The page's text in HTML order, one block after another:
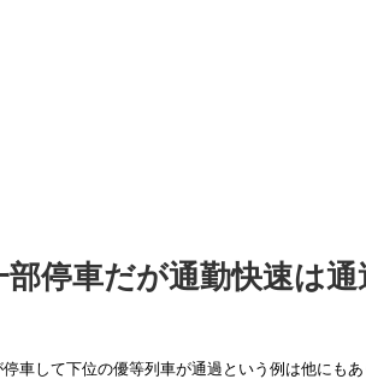
部停車だが通勤快速は通
車して下位の優等列車が通過という例は他にも